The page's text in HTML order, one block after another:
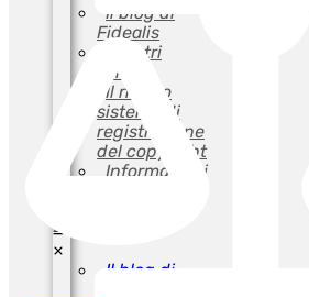
Il blog di
Fidealis
I nostri
servizi
Il nostro
sistema di
registrazione
del copyright
Informazioni
Il blog di